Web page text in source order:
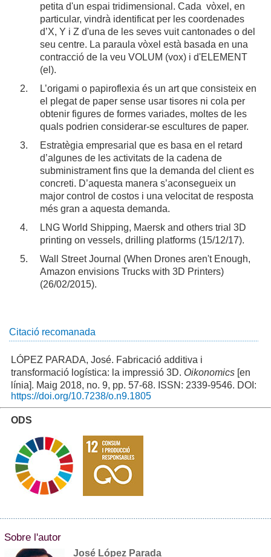
petita d'un espai tridimensional. Cada vòxel, en
particular, vindrà identificat per les coordenades
d’X, Y i Z d'una de les seves vuit cantonades o del
seu centre. La paraula vòxel està basada en una
contracció de la veu VOLUM (vox) i d'ELEMENT
(el).
L’origami o papiroflexia és un art que consisteix en
el plegat de paper sense usar tisores ni cola per
obtenir figures de formes variades, moltes de les
quals podrien considerar-se escultures de paper.
Estratègia empresarial que es basa en el retard
d’algunes de les activitats de la cadena de
subministrament fins que la demanda del client es
concreti. D’aquesta manera s’aconsegueix un
major control de costos i una velocitat de resposta
més gran a aquesta demanda.
LNG World Shipping, Maersk and others trial 3D
printing on vessels, drilling platforms (15/12/17).
Wall Street Journal (When Drones aren't Enough,
Amazon envisions Trucks with 3D Printers)
(26/02/2015).
Citació recomanada
LÓPEZ PARADA, José. Fabricació additiva i
transformació logística: la impressió 3D. Oikonomics[en
línia]. Maig 2018, no. 9, pp. 57-68. ISSN: 2339-9546. DOI:
https://doi.org/10.7238/o.n9.1805
ODS
Sobre l'autor
José López Parada